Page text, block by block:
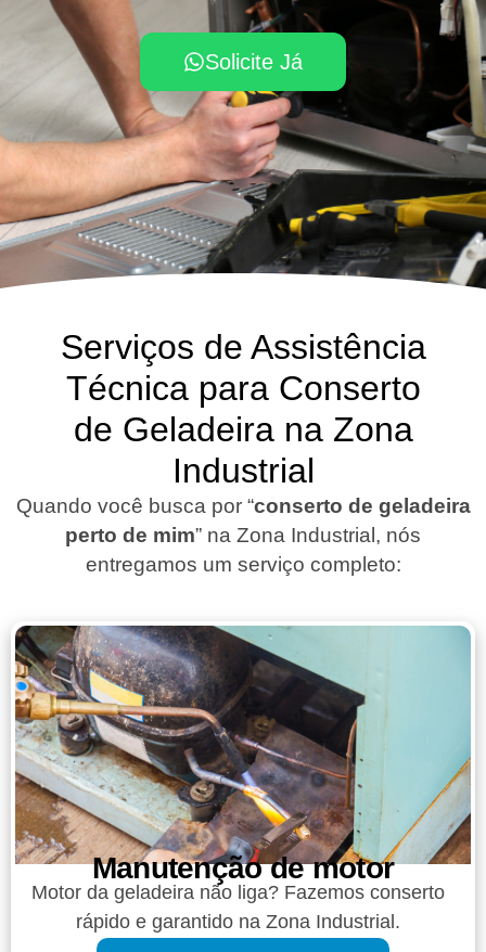
Solicite Já
Serviços de Assistência
Técnica para Conserto
de Geladeira na Zona
Industrial
Quando você busca por “conserto de geladeira
perto de mim” na Zona Industrial, nós
entregamos um serviço completo:
Manutenção de motor
Motor da geladeira não liga? Fazemos conserto
rápido e garantido na Zona Industrial.